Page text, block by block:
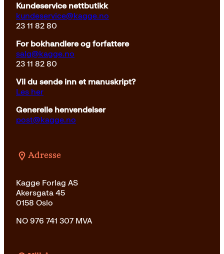
Kundeservice nettbutikk
kundeservice@kagge.no
23 11 82 80
For bokhandlere og forfattere
salg@kagge.no
23 11 82 80
Vil du sende inn et manuskript?
Les her
Generelle henvendelser
post@kagge.no
Adresse
Kagge Forlag AS
Akersgata 45
0158 Oslo
NO 976 741 307 MVA